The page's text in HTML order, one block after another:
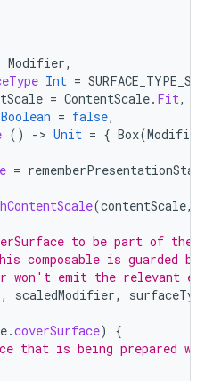
Modifier,
Int =
= ContentScale. Fit,
Boolean = false,
() -> Unit = { Box(Modifier
=
(contentScale,
to be part of
composable is guarded
won't emit the relevant
, scaledModifier,
.coverSurface)
{
that is being prepared